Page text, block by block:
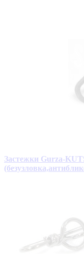
Застежки Gurza-